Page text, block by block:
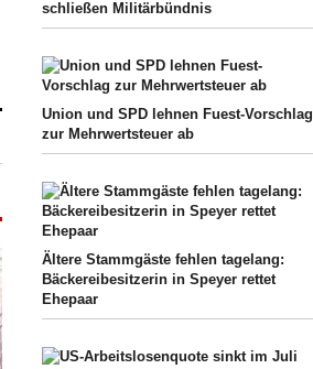
schließen Militärbündnis
Union und SPD lehnen Fuest-Vorschlag
zur Mehrwertsteuer ab
Ältere Stammgäste fehlen tagelang:
Bäckereibesitzerin in Speyer rettet
Ehepaar